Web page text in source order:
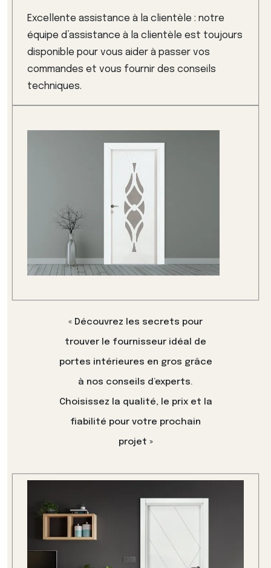
Excellente assistance à la clientèle : notre
équipe d’assistance à la clientèle est toujours
disponible pour vous aider à passer vos
commandes et vous fournir des conseils
techniques.
« Découvrez les secrets pour
trouver le fournisseur idéal de
portes intérieures en gros grâce
à nos conseils d’experts.
Choisissez la qualité, le prix et la
fiabilité pour votre prochain
projet »